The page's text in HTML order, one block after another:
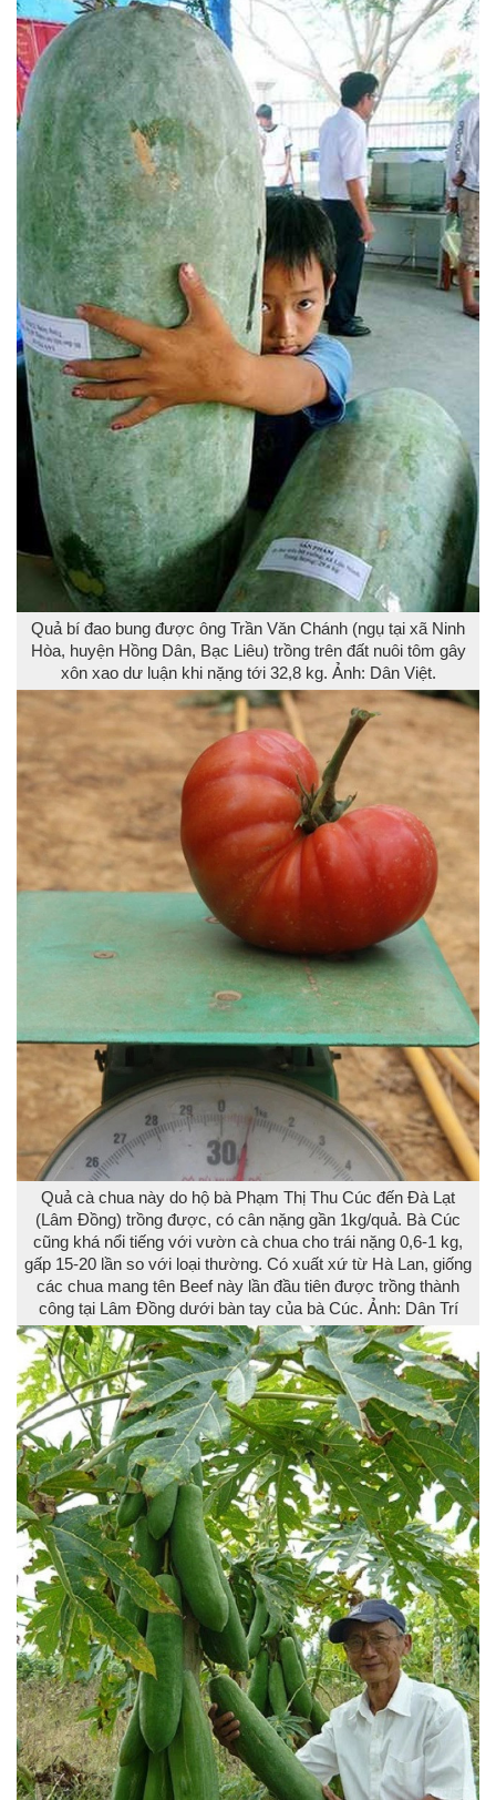
Quả bí đao bung được ông Trần Văn Chánh (ngụ tại xã Ninh
Hòa, huyện Hồng Dân, Bạc Liêu) trồng trên đất nuôi tôm gây
xôn xao dư luận khi nặng tới 32,8 kg. Ảnh: Dân Việt.
Quả cà chua này do hộ bà Phạm Thị Thu Cúc đến Đà Lạt
(Lâm Đồng) trồng được, có cân nặng gần 1kg/quả. Bà Cúc
cũng khá nổi tiếng với vườn cà chua cho trái nặng 0,6-1 kg,
gấp 15-20 lần so với loại thường. Có xuất xứ từ Hà Lan, giống
các chua mang tên Beef này lần đầu tiên được trồng thành
công tại Lâm Đồng dưới bàn tay của bà Cúc. Ảnh: Dân Trí